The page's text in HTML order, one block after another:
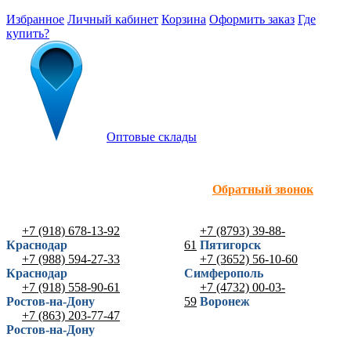
Избранное Личный кабинет Корзина Оформить заказ Где
купить?
Оптовые склады
Обратный звонок
+7 (918) 678-13-92
Краснодар
+7 (988) 594-27-33
Краснодар
+7 (918) 558-90-61
Ростов-на-Дону
+7 (863) 203-77-47
Ростов-на-Дону
+7 (8793) 39-88-
61 Пятигорск
+7 (3652) 56-10-60
Симферополь
+7 (4732) 00-03-
59 Воронеж